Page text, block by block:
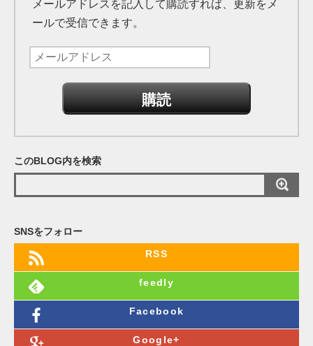
メールアドレスを記入して購読すれば、更新をメ
ールで受信できます。
このBLOG内を検索
SNSをフォロー
RSS
feedly
Facebook
Google+